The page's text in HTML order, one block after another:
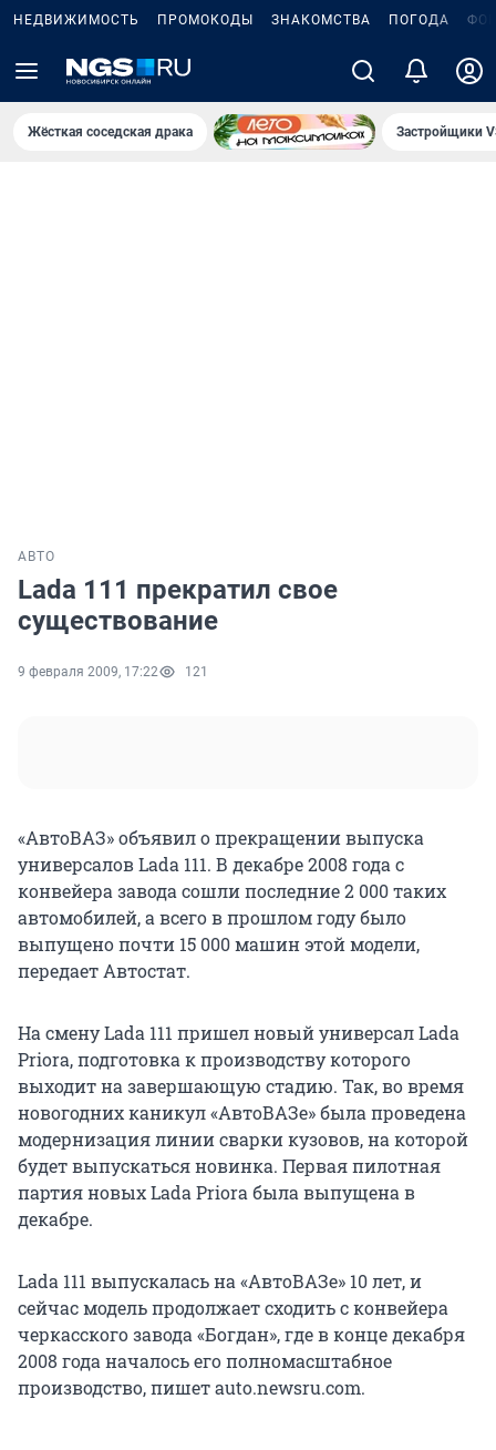
НЕДВИЖИМОСТЬ ПРОМОКОДЫ ЗНАКОМСТВА ПОГОДА
Жёсткая соседская драка Застройщики
АВТО
Lada 111 прекратил свое
существование
9 февраля 2009, 17:22 121
«АвтоВАЗ» объявил о прекращении выпуска
универсалов Lada 111. В декабре 2008 года с
конвейера завода сошли последние 2 000 таких
автомобилей, а всего в прошлом году было
выпущено почти 15 000 машин этой модели,
передает Автостат.
На смену Lada 111 пришел новый универсал Lada
Priora, подготовка к производству которого
выходит на завершающую стадию. Так, во время
новогодних каникул «АвтоВАЗе» была проведена
модернизация линии сварки кузовов, на которой
будет выпускаться новинка. Первая пилотная
партия новых Lada Priora была выпущена в
декабре.
Lada 111 выпускалась на «АвтоВАЗе» 10 лет, и
сейчас модель продолжает сходить с конвейера
черкасского завода «Богдан», где в конце декабря
2008 года началось его полномасштабное
производство, пишет auto.newsru.com.